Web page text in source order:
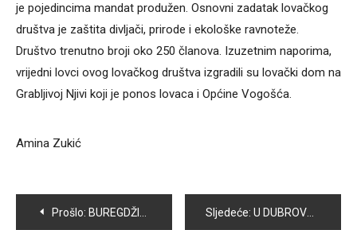
je pojedincima mandat produžen. Osnovni zadatak lovačkog
društva je zaštita divljači, prirode i ekološke ravnoteže.
Društvo trenutno broji oko 250 članova. Izuzetnim naporima,
vrijedni lovci ovog lovačkog društva izgradili su lovački dom na
Grabljivoj Njivi koji je ponos lovaca i Općine Vogošća.
Amina Zukić
Navigacija
Prošlo: BUREGDŽINICA FAST FOOD „VOGOŠĆA“ NA NOVOJ LOKACIJI Sljedeće: U DUBROVNIKU ODRŽANO BALKANSKO PRVENSTVO ZA KADETE, JUNIORE I U21